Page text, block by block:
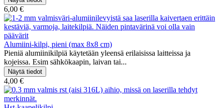
6,00 €
Alumiini-kilpi, pieni (max 8x8 cm)
Pieniä alumiinikilpiä käytetään yleensä erilaisissa laitteissa ja
kojeissa. Esim sähkökaapin, laivan tai...
4,00 €